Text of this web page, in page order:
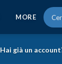
MORE
Hai già un